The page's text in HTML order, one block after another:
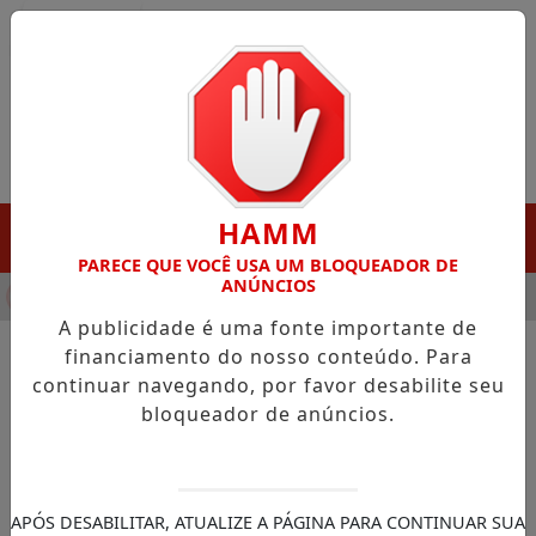
DESTAQUE EM PORTO GRANDE COM ATUAÇÃO VOLTADA
NOTÍCIAS/NOTÍCIAS NACIONAL
Consignados: INSS passa a
desta terça
HAMM
PARECE QUE VOCÊ USA UM BLOQUEADOR DE
ANÚNCIOS
A publicidade é uma fonte importante de
financiamento do nosso conteúdo. Para
continuar navegando, por favor desabilite seu
bloqueador de anúncios.
APÓS DESABILITAR, ATUALIZE A PÁGINA PARA CONTINUAR SUA